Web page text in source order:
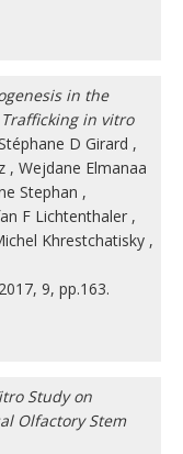
in the
Trafficking in vitro
D Girard ,
, Wejdane Elmanaa
Stephan ,
F Lichtenthaler ,
Khrestchatisky ,
9, pp.163.
Study on
Olfactory Stem